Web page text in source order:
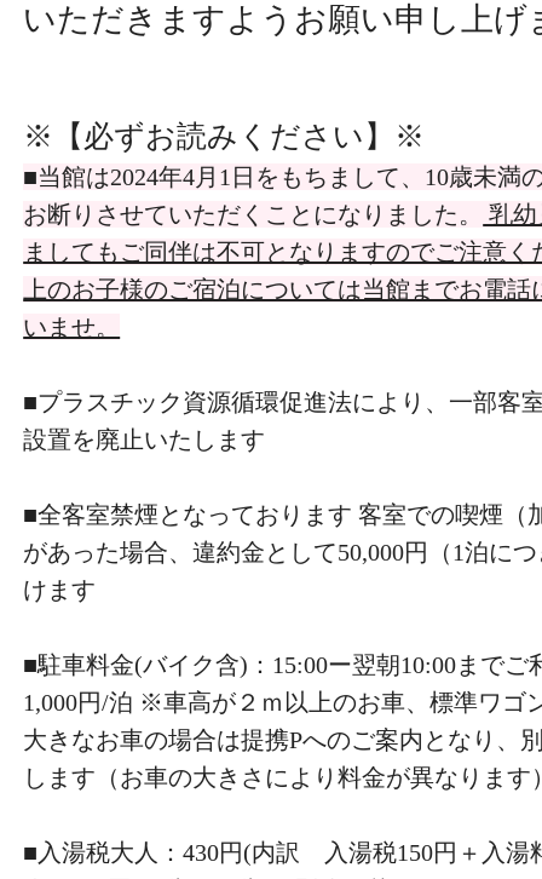
いただきますようお願い申し上げ
※【必ずお読みください】 ※
■当館は2024年4月1日をもちまして、10歳未満
お断りさせていただくことになりました。
乳幼
ましてもご同伴は不可となりますのでご注意く
上のお子様のご宿泊については当館までお電
いませ。
■プラスチック資源循環促進法により、一部客
設置を廃止いたします
■全客室禁煙となっております 客室での喫煙（
があった場合、違約金として50,000円（1泊に
けます
■駐車料金(バイク含)：15:00ー翌朝10:00までご
1,000円/泊 ※車高が２ｍ以上のお車、標準ワゴ
大きなお車の場合は提携Pへのご案内となり、
します（お車の大きさにより料金が異なります
■入湯税大人：430円(内訳 入湯税150円＋入湯